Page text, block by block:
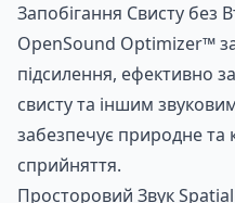
Запобігання Свисту без
OpenSound Optimizer™
підсилення, ефективно
свисту та іншим
забезпечує природне та
сприйняття.
Просторовий Звук